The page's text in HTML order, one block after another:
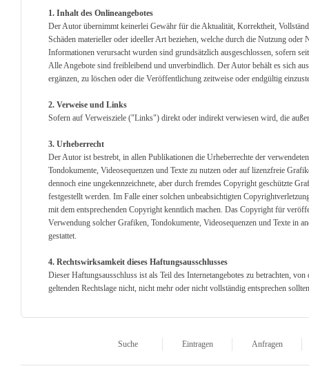
1. Inhalt des Onlineangebotes
Der Autor übernimmt keinerlei Gewähr für die Aktualität, Korrektheit,
Schäden materieller oder ideeller Art beziehen, welche durch die Nutzung
Informationen verursacht wurden sind grundsätzlich ausgeschlossen, sofern
Alle Angebote sind freibleibend und unverbindlich. Der Autor behält es sich
ergänzen, zu löschen oder die Veröffentlichung zeitweise oder endgültig
2. Verweise und Links
Sofern auf Verweisziele ("Links") direkt oder indirekt verwiesen wird, die
3. Urheberrecht
Der Autor ist bestrebt, in allen Publikationen die Urheberrechte der
Tondokumente, Videosequenzen und Texte zu nutzen oder auf lizenzfreie
dennoch eine ungekennzeichnete, aber durch fremdes Copyright geschützte
festgestellt werden. Im Falle einer solchen unbeabsichtigten
mit dem entsprechenden Copyright kenntlich machen. Das Copyright für
Verwendung solcher Grafiken, Tondokumente, Videosequenzen und Texte in
gestattet.
4. Rechtswirksamkeit dieses Haftungsausschlusses
Dieser Haftungsausschluss ist als Teil des Internetangebotes zu betrachten,
geltenden Rechtslage nicht, nicht mehr oder nicht vollständig entsprechen
Suche Eintragen Anfragen